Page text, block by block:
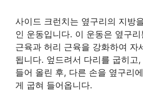
사이드 크런치는 옆구리의 지방
인 운동입니다. 이 운동은 옆구
근육과 허리 근육을 강화하여 자
됩니다. 엎드려서 다리를 굽히고
들어 올린 후, 다른 손을 옆구리
게 굽혀 들어옵니다.